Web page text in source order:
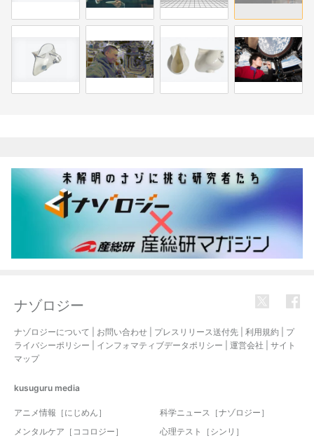
ナゾロジー
ナゾロジーについて お問い合わせ プレスリリース送付先 利用規約
プ
ライバシーポリシー
インフォマティブデータポリシー 運営会社
サイト
マップ
kusuguru media
アニメ情報［にじめん］
科学ニュース［ナゾロジー］
メンタルケア［ココロジー］
心理テスト［シンリ］